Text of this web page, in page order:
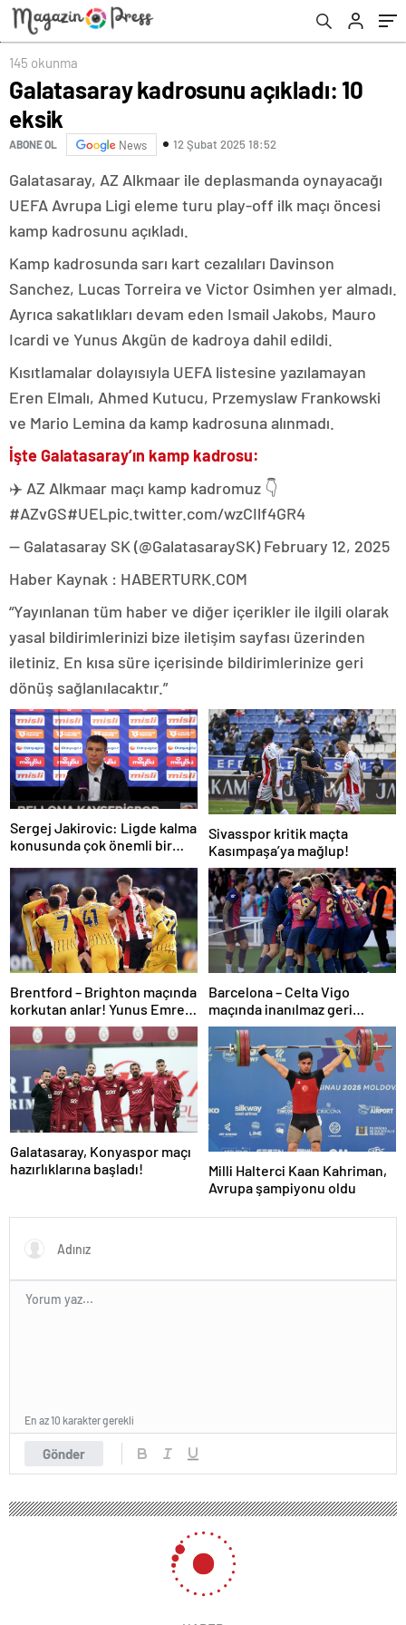
145 okunma
Galatasaray kadrosunu açıkladı: 10
eksik
ABONE OL News 12 Şubat 2025 18:52
Galatasaray, AZ Alkmaar ile deplasmanda oynayacağı
UEFA Avrupa Ligi eleme turu play-off ilk maçı öncesi
kamp kadrosunu açıkladı.
Kamp kadrosunda sarı kart cezalıları Davinson
Sanchez, Lucas Torreira ve Victor Osimhen yer almadı.
Ayrıca sakatlıkları devam eden Ismail Jakobs, Mauro
Icardi ve Yunus Akgün de kadroya dahil edildi.
Kısıtlamalar dolayısıyla UEFA listesine yazılamayan
Eren Elmalı, Ahmed Kutucu, Przemyslaw Frankowski
ve Mario Lemina da kamp kadrosuna alınmadı.
İşte Galatasaray’ın kamp kadrosu:
✈️ AZ Alkmaar maçı kamp kadromuz 👇
#AZvGS#UELpic.twitter.com/wzCIlf4GR4
— Galatasaray SK (@GalatasaraySK) February 12, 2025
Haber Kaynak : HABERTURK.COM
“Yayınlanan tüm haber ve diğer içerikler ile ilgili olarak
yasal bildirimlerinizi bize iletişim sayfası üzerinden
iletiniz. En kısa süre içerisinde bildirimlerinize geri
dönüş sağlanılacaktır.”
Sergej Jakirovic: Ligde kalma
konusunda çok önemli bir
Sivasspor kritik maçta
Kasımpaşa’ya mağlup!
Brentford – Brighton maçında
korkutan anlar! Yunus Emre
Konak oyuna devam
edemedi…
Barcelona – Celta Vigo
maçında inanılmaz geri
dönüş! Raphinha maça
damga vurdu
Galatasaray, Konyaspor maçı
hazırlıklarına başladı!
Milli Halterci Kaan Kahriman,
Avrupa şampiyonu oldu
Gönder
En az 10 karakter gerekli